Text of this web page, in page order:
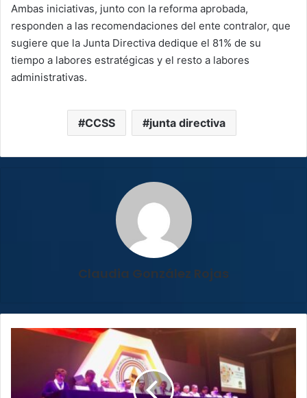
Ambas iniciativas, junto con la reforma aprobada,
responden a las recomendaciones del ente contralor, que
sugiere que la Junta Directiva dedique el 81% de su
tiempo a labores estratégicas y el resto a labores
administrativas.
CCSS junta directiva
Claudia González Rojas
CNE